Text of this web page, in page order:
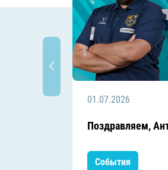
01.07.2026
Поздравляем,
События